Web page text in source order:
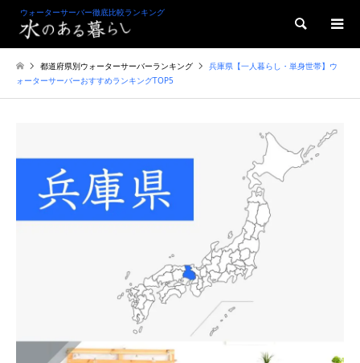
ウォーターサーバー徹底比較ランキング
検索
都道府県別ウォーターサーバーランキング
兵庫県【一人暮らし・単身世帯】ウ
ォーターサーバーおすすめランキングTOP5